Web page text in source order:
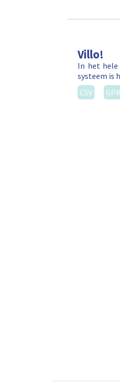
Villo!
In het hele
systeem is
CSV